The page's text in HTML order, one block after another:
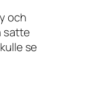
och
satte
se